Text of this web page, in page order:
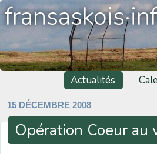
Actualités
15 DÉCEMBRE 2008
Opération Coeur au